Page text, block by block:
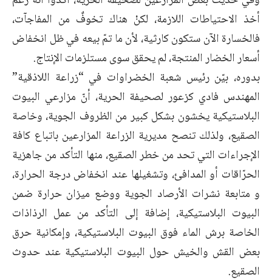
أخذ الاحتياطات اللازمة، لكنْ هناك تخوفٌ من المفاجآت،
فالخسارة الآن ستكون كارثية، لأن ما تمّ بيعه في ظل انخفاض
أسعار الخضار المنتجة، لم يحقق سوى مستلزمات الإنتاج.
بدوره، بيّن رئيس شعبة الخضراوات في “زراعة اللاذقية”
المهندس فادي كزعور لصحيفة الحرية، أنّ مزارعي البيوت
البلاستيكية يخشون بشكل كبير من الظروف الجوية، وخاصة
الصقيع، ولذلك تنصح مديرية الزراعة المزارعين باتباع كافة
الإجراءات التي تحد من خطر الصقيع، منها التأكد من جاهزية
الحرّاقات أو المدافئ، وتشغيلها عند انخفاض درجة الحرارة،
و متابعة نشرات الأرصاد الجوية ووضع ميزان حرارة ضمن
البيوت البلاستيكية، إضافة إلى التأكد من عمل الرذاذات
الخاصة برش الماء فوق البيوت البلاستيكية، وإمكانية حرق
بعض القش والخيش حول البيوت البلاستيكية عند حدوث
الصقيع.